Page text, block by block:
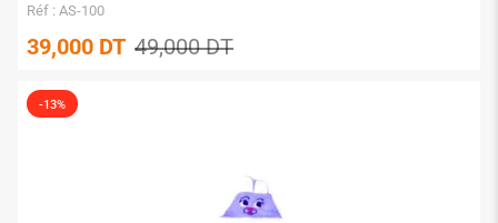
Réf : AS-100
49,000DT
39,000 DT
-13%